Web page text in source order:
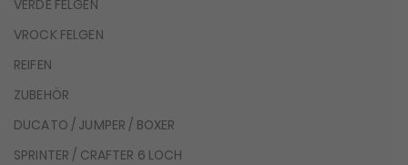
VERDE FELGEN
VROCK FELGEN
REIFEN
ZUBEHÖR
DUCATO / JUMPER / BOXER
SPRINTER / CRAFTER 6 LOCH